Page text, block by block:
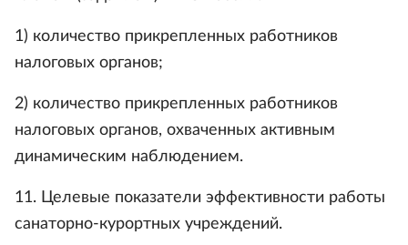
1) количество прикрепленных работников
налоговых органов;
2) количество прикрепленных работников
налоговых органов, охваченных активным
динамическим наблюдением.
11. Целевые показатели эффективности работы
санаторно-курортных учреждений.